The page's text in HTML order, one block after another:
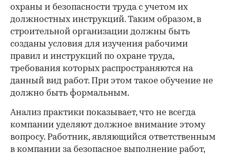
охраны и безопасности труда с учетом их
должностных инструкций. Таким образом, в
строительной организации должны быть
созданы условия для изучения рабочими
правил и инструкций по охране труда,
требования которых распространяются на
данный вид работ. При этом такое обучение не
должно быть формальным.
Анализ практики показывает, что не всегда
компании уделяют должное внимание этому
вопросу. Работник, являющийся ответственным
в компании за безопасное выполнение работ,